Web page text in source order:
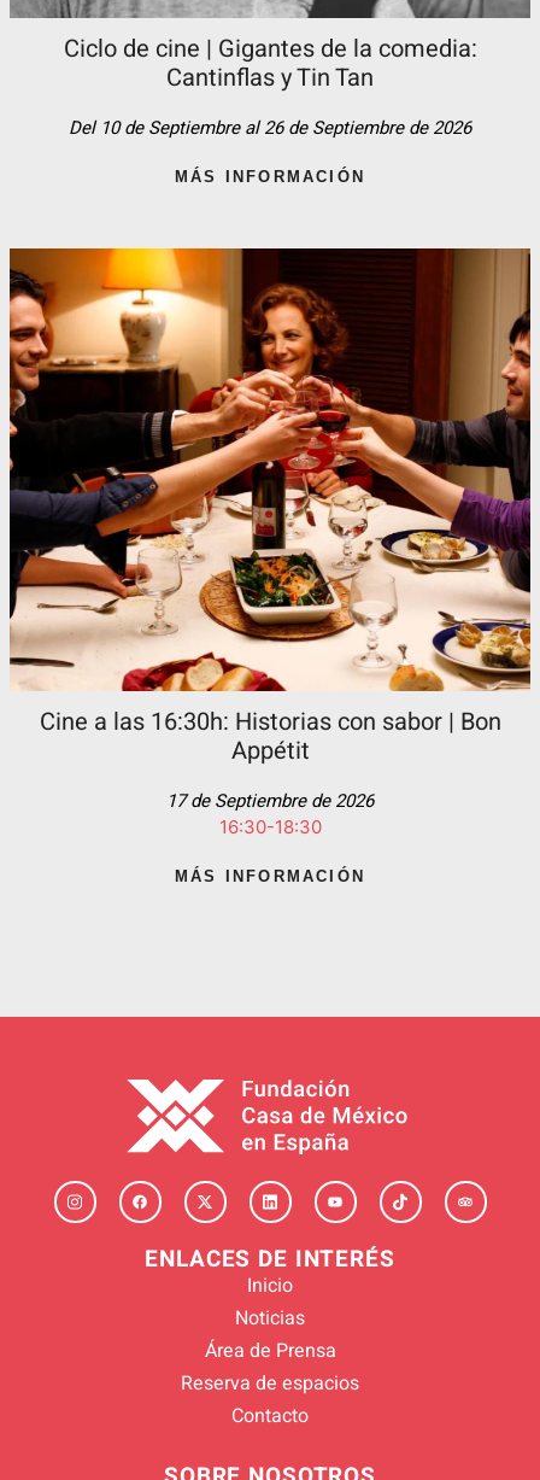
Ciclo de cine | Gigantes de la comedia:
Cantinflas y Tin Tan​
Del 10 de Septiembre al 26 de Septiembre de 2026
MÁS INFORMACIÓN
Cine a las 16:30h: Historias con sabor | Bon
Appétit
17 de Septiembre de 2026
16:30-18:30
MÁS INFORMACIÓN
ENLACES DE INTERÉS
Inicio
Noticias
Área de Prensa
Reserva de espacios
Contacto